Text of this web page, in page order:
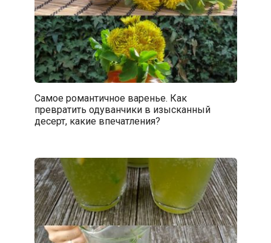
Самое романтичное варенье. Как
превратить одуванчики в изысканный
десерт, какие впечатления?